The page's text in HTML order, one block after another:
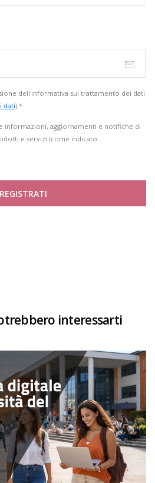
dell'informativa sul trattamento dei dati
dati) *
informazioni, aggiornamenti e notifiche di
e servizi (come indicato
REGISTRATI
interessarti